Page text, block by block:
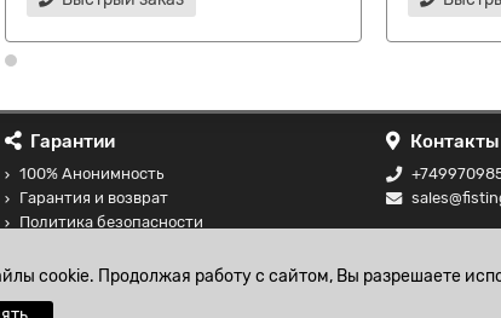
Гарантии
100% Анонимность
Гарантия и возврат
Политика безопасности
данных
Контакты
cookie. Продолжая работу с сайтом, Вы разрешаете